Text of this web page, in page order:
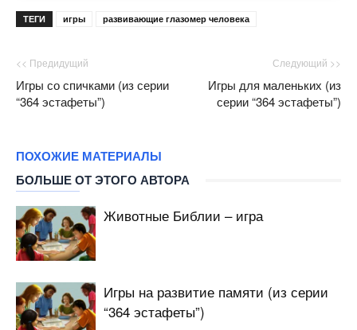
ТЕГИ игры развивающие глазомер человека
<< Предидущий
Игры со спичками (из серии
“364 эстафеты”)
Следующий >>
Игры для маленьких (из
серии “364 эстафеты”)
ПОХОЖИЕ МАТЕРИАЛЫ
БОЛЬШЕ ОТ ЭТОГО АВТОРА
Животные Библии – игра
Игры на развитие памяти (из серии
“364 эстафеты”)